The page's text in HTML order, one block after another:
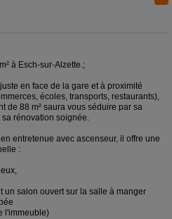
à Esch-sur-Alzette.;
en face de la gare et à proximité
écoles, transports, restaurants),
de 88 m² saura vous séduire par sa
rénovation soignée.
entretenue avec ascenseur, il offre une
:
un salon ouvert sur la salle à manger
l'immeuble)